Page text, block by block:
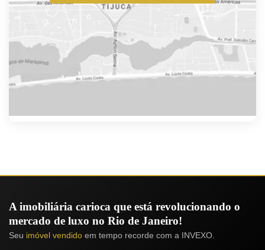
A imobiliária carioca que está revolucionando o
mercado de luxo no Rio de Janeiro!
Seu imóvel vendido em tempo recorde com a INVEXO.